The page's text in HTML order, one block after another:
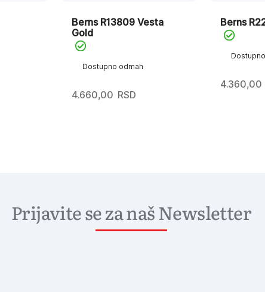
Dostupno odmah
Berns R13809 Vesta
Gold
4.660,00 RSD
Berns
4.360,00
Prijavite se za naš Newsletter